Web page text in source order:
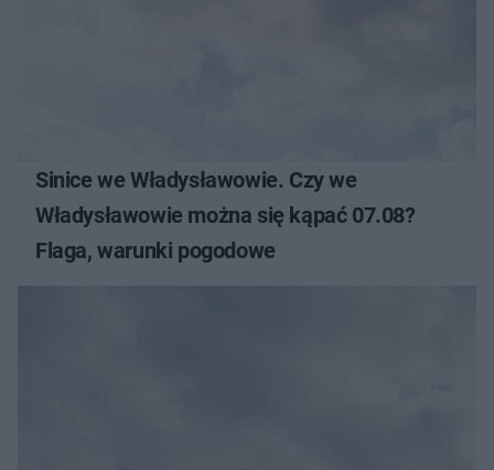
Sinice we Władysławowie. Czy we
Władysławowie można się kąpać 07.08?
Flaga, warunki pogodowe